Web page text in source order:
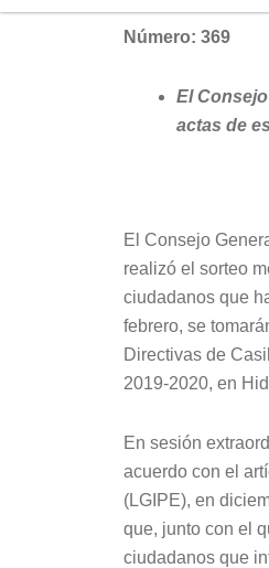
Número: 369
El
actas de
El Consejo
realizó el sorteo
ciudadanos que
febrero, se
Directivas de
2019-2020, en
En sesión
acuerdo con el
(LGIPE), en
que, junto con el
ciudadanos que